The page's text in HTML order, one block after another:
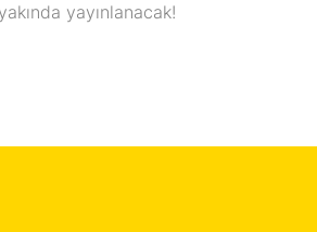
yayınlanacak!